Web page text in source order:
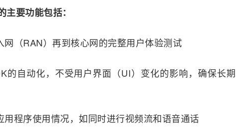
要功能包括：
网（RAN）再到核心网的完整用户体验测试
的自动化，不受用户界面（UI）变化的影响，确保长期
用程序使用情况，如同时进行视频流和语音通话